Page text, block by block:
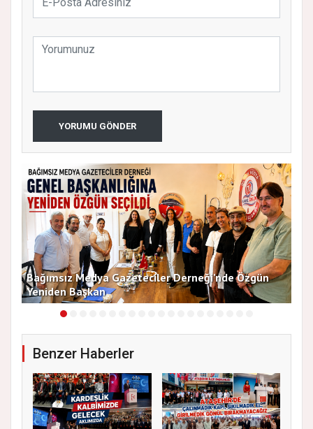
YORUMU GÖNDER
Bağımsız Medya Gazeteciler Derneği’nde Özgün
Yeniden Başkan
Benzer Haberler